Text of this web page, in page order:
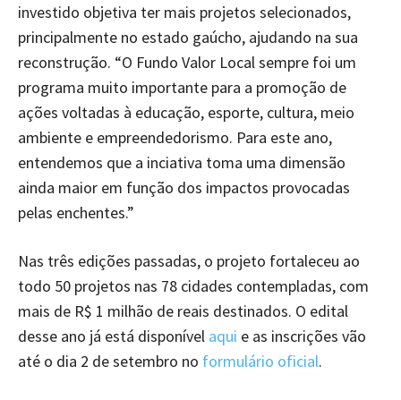
investido objetiva ter mais projetos selecionados,
principalmente no estado gaúcho, ajudando na sua
reconstrução. “O Fundo Valor Local sempre foi um
programa muito importante para a promoção de
ações voltadas à educação, esporte, cultura, meio
ambiente e empreendedorismo. Para este ano,
entendemos que a inciativa toma uma dimensão
ainda maior em função dos impactos provocadas
pelas enchentes.”
Nas três edições passadas, o projeto fortaleceu ao
todo 50 projetos nas 78 cidades contempladas, com
mais de R$ 1 milhão de reais destinados. O edital
desse ano já está disponível aqui e as inscrições vão
até o dia 2 de setembro no formulário oficial.